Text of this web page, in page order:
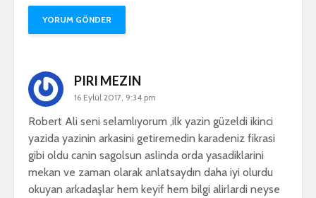
PIRI MEZIN
16 Eylül 2017, 9:34 pm
Robert Ali seni selamlıyorum ,ilk yazin güzeldi ikinci
yazida yazinin arkasini getiremedin karadeniz fikrasi
gibi oldu canin sagolsun aslinda orda yasadiklarini
mekan ve zaman olarak anlatsaydın daha iyi olurdu
okuyan arkadaşlar hem keyif hem bilgi alirlardi neyse